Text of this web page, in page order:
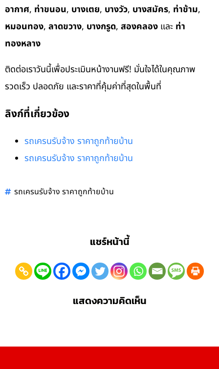
อากาศ, ท่าขนอน, บางเตย, บางวัว, บางสมัคร, ท่าข้าม,
หมอนทอง, ลาดขวาง, บางกรูด, สองคลอง และ ท่า
ทองหลาง
ติดต่อเราวันนี้เพื่อประเมินหน้างานฟรี! มั่นใจได้ในคุณภาพ
รวดเร็ว ปลอดภัย และราคาที่คุ้มค่าที่สุดในพื้นที่
ลิงก์ที่เกี่ยวข้อง
รถเครนรับจ้าง ราคาถูกท้ายบ้าน
รถเครนรับจ้าง ราคาถูกท้ายบ้าน
รถเครนรับจ้าง ราคาถูกท้ายบ้าน
แชร์หน้านี้
แสดงความคิดเห็น